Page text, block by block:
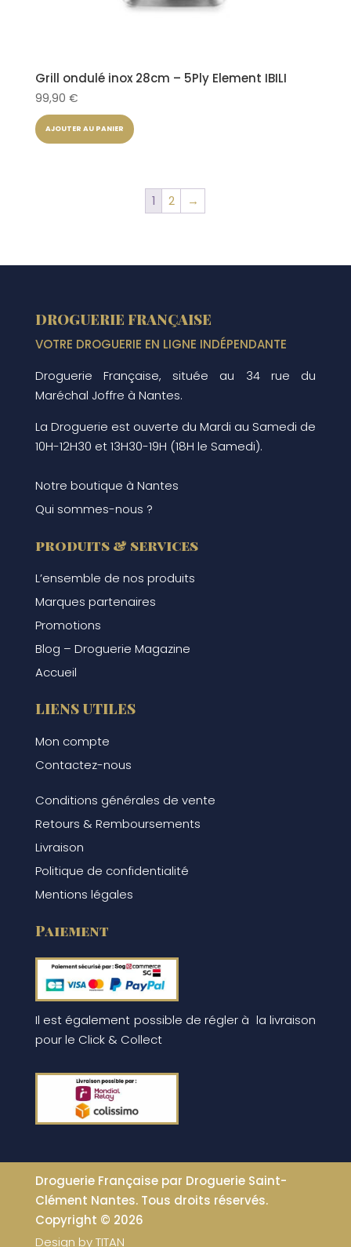
Grill ondulé inox 28cm – 5Ply Element IBILI
99,90 €
AJOUTER AU PANIER
1 2 →
DROGUERIE FRANÇAISE
VOTRE DROGUERIE EN LIGNE INDÉPENDANTE
Droguerie Française, située au 34 rue du
Maréchal Joffre à Nantes.
La Droguerie est ouverte du Mardi au Samedi de
10H-12H30 et 13H30-19H (18H le Samedi).
Notre boutique à Nantes
Qui sommes-nous ?
produits & services
L’ensemble de nos produits
Marques partenaires
Promotions
Blog – Droguerie Magazine
Accueil
LIENS UTILES
Mon compte
Contactez-nous
Conditions générales de vente
Retours & Remboursements
Livraison
Politique de confidentialité
Mentions légales
Paiement
Il est également possible de régler à la livraison
pour le Click & Collect
Droguerie Française par Droguerie Saint-
Clément Nantes. Tous droits réservés.
Copyright © 2026
Design byTITAN